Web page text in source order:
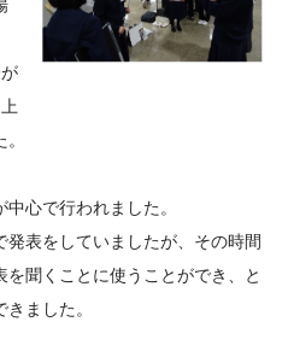
中谷財団レポート
中谷財団アーカイブ
心で行われました。
発表をしていましたが、その時間
聞くことに使うことができ、と
ました。